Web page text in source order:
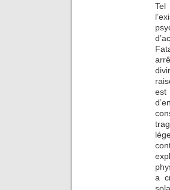
est
a